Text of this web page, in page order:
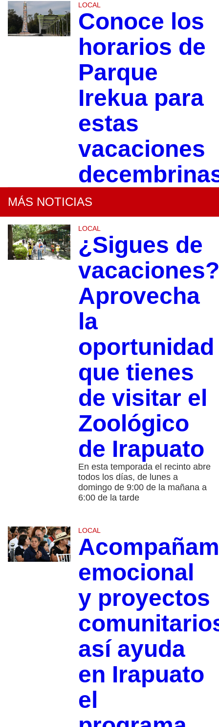
LOCAL
Conoce los
horarios de
Parque
Irekua para
estas
vacaciones
MÁS NOTICIAS
LOCAL
¿Sigues de
vacaciones?
Aprovecha
la
oportunidad
que tienes
de visitar el
Zoológico
de Irapuato
En esta temporada el recinto abre
todos los días, de lunes a
domingo de 9:00 de la mañana a
6:00 de la tarde
LOCAL
emocional
y proyectos
así ayuda
en Irapuato
el